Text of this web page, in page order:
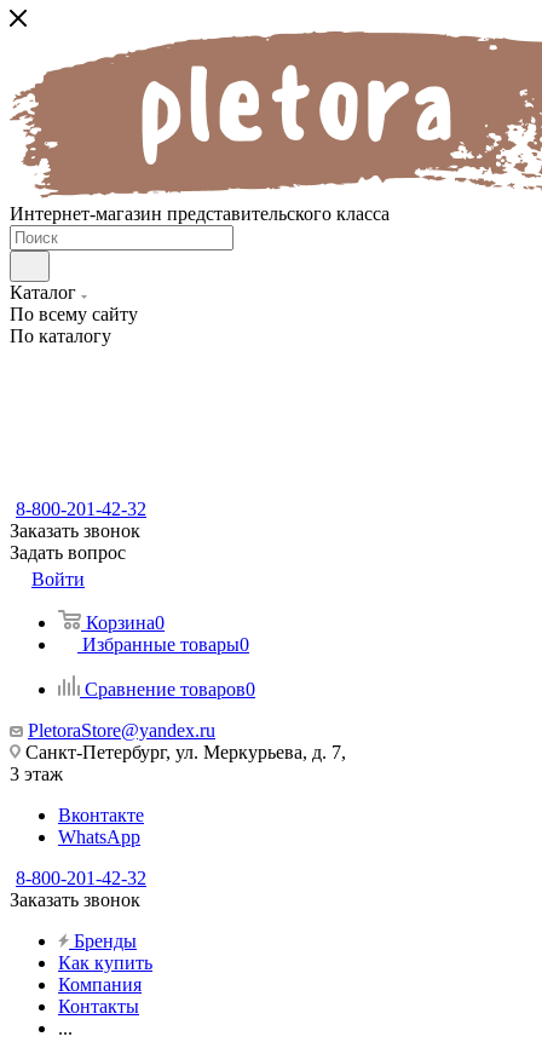
Интернет-магазин представительского класса
Каталог
По всему сайту
По каталогу
8-800-201-42-32
Заказать звонок
Задать вопрос
Войти
Корзина0
Избранные товары0
Сравнение товаров0
PletoraStore@yandex.ru
Санкт-Петербург, ул. Меркурьева, д. 7,
3 этаж
Вконтакте
WhatsApp
8-800-201-42-32
Заказать звонок
Бренды
Как купить
Компания
Контакты
...